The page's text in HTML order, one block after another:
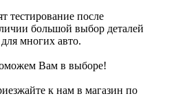
тестирование после
большой выбор деталей
многих авто.
Вам в выборе!
к нам в магазин по